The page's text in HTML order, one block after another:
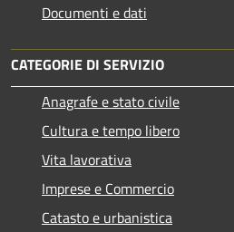
Documenti e dati
CATEGORIE DI SERVIZIO
Anagrafe e stato civile
Cultura e tempo libero
Vita lavorativa
Imprese e Commercio
Catasto e urbanistica